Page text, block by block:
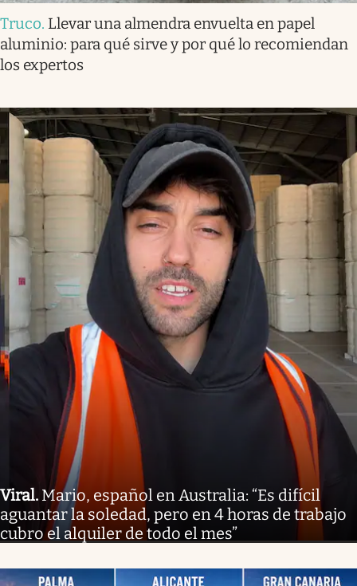
Truco. Llevar una almendra envuelta en papel
aluminio: para qué sirve y por qué lo recomiendan
los expertos
Viral. Mario, español en Australia: “Es difícil
aguantar la soledad, pero en 4 horas de trabajo
cubro el alquiler de todo el mes”